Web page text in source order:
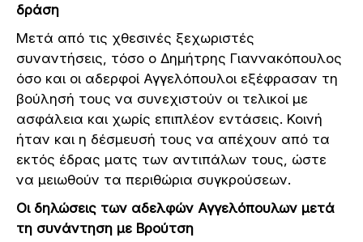
δράση
Μετά από τις χθεσινές ξεχωριστές
συναντήσεις, τόσο ο Δημήτρης Γιαννακόπουλος
όσο και οι αδερφοί Αγγελόπουλοι εξέφρασαν τη
βούλησή τους να συνεχιστούν οι τελικοί με
ασφάλεια και χωρίς επιπλέον εντάσεις. Κοινή
ήταν και η δέσμευσή τους να απέχουν από τα
εκτός έδρας ματς των αντιπάλων τους, ώστε
να μειωθούν τα περιθώρια συγκρούσεων.
Οι δηλώσεις των αδελφών Αγγελόπουλων μετά
τη συνάντηση με Βρούτση